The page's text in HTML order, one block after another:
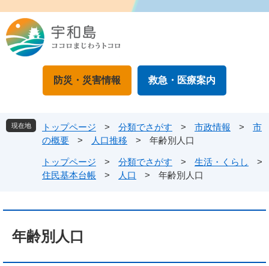
ジ
の
ュ
ー
本
文
防災・災害情報 救急・医療案内
現在地 トップページ > 分類でさがす > 市政情報 >
市
の概要
> 人口推移 > 年齢別人口
トップページ > 分類でさがす > 生活・くらし
>
住民基本台帳
> 人口 > 年齢別人口
年齢別人口